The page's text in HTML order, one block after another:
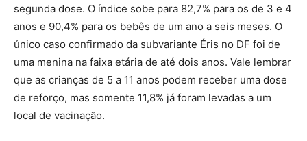
segunda dose. O índice sobe para 82,7% para os de 3 e 4
anos e 90,4% para os bebês de um ano a seis meses. O
único caso confirmado da subvariante Éris no DF foi de
uma menina na faixa etária de até dois anos. Vale lembrar
que as crianças de 5 a 11 anos podem receber uma dose
de reforço, mas somente 11,8% já foram levadas a um
local de vacinação.